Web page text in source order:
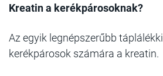
Kreatin a kerékpárosoknak?
Az egyik legnépszerűbb
kerékpárosok számára a kreatin.